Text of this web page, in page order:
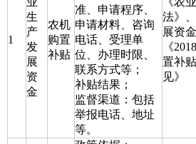
1
生
产
发
展
资
金
农机
购置
补贴
准、申请程序、
申请材料、咨询
电话、受理单
位、办理时限、
联系方式等；
补贴结果；
监督渠道：包括
举报电话、地址
等。
法》
展资
《
置补
见》